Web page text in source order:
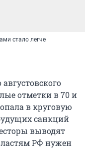
стало легче
отметки в 70 и
в круговую
санкций
выводят
РФ нужен